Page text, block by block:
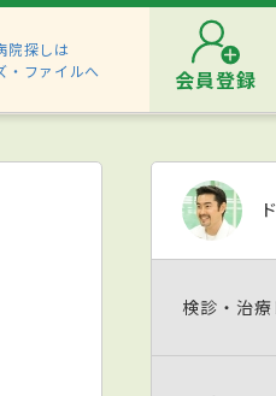
院探しは
・ファイルへ
会員登録
検診・治